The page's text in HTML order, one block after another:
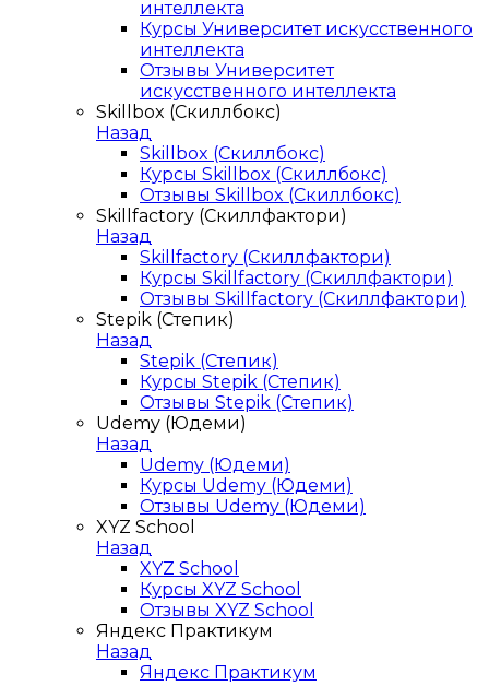
интеллекта
Курсы Университет искусственного
интеллекта
Отзывы Университет
искусственного интеллекта
Skillbox (Скиллбокс)
Назад
Skillbox (Скиллбокс)
Курсы Skillbox (Скиллбокс)
Отзывы Skillbox (Скиллбокс)
Skillfactory (Скиллфактори)
Назад
Skillfactory (Скиллфактори)
Курсы Skillfactory (Скиллфактори)
Отзывы Skillfactory (Скиллфактори)
Stepik (Степик)
Назад
Stepik (Степик)
Курсы Stepik (Степик)
Отзывы Stepik (Степик)
Udemy (Юдеми)
Назад
Udemy (Юдеми)
Курсы Udemy (Юдеми)
Отзывы Udemy (Юдеми)
XYZ School
Назад
XYZ School
Курсы XYZ School
Отзывы XYZ School
Яндекс Практикум
Назад
Яндекс Практикум